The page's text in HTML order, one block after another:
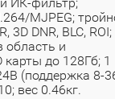
MJPEG;
3D DNR, BLC, ROI;
область и
карты до 128Гб; 1
(поддержка 8-
вес 0.46кг.